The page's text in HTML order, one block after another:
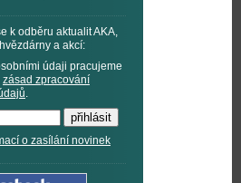
k odběru aktualit AKA,
a akcí:
údaji pracujeme
zásad zpracování
.
o zasílání novinek